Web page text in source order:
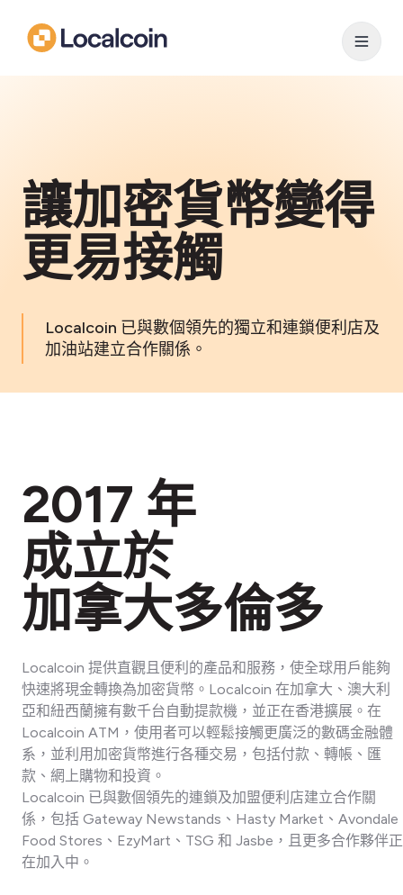
讓加密貨幣變得
更易接觸
Localcoin 已與數個領先的獨立和連鎖便利店及
加油站建立合作關係。
2017 年
成立於
加拿大多倫多
Localcoin 提供直觀且便利的產品和服務，使全球用戶能夠
快速將現金轉換為加密貨幣。Localcoin 在加拿大、澳大利
亞和紐西蘭擁有數千台自動提款機，並正在香港擴展。在
Localcoin ATM，使用者可以輕鬆接觸更廣泛的數碼金融體
系，並利用加密貨幣進行各種交易，包括付款、轉帳、匯
款、網上購物和投資。
Localcoin 已與數個領先的連鎖及加盟便利店建立合作關
係，包括 Gateway Newstands、Hasty Market、Avondale
Food Stores、EzyMart、TSG 和 Jasbe，且更多合作夥伴正
在加入中。